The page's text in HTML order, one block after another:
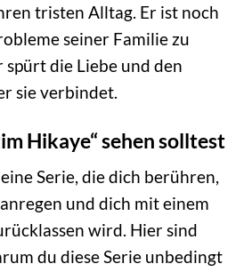
tristen Alltag. Er ist noch
seiner Familie zu
spürt die Liebe und den
sie verbindet.
Hikaye“ sehen solltest
Serie, die dich berühren,
und dich mit einem
wird. Hier sind
du diese Serie unbedingt